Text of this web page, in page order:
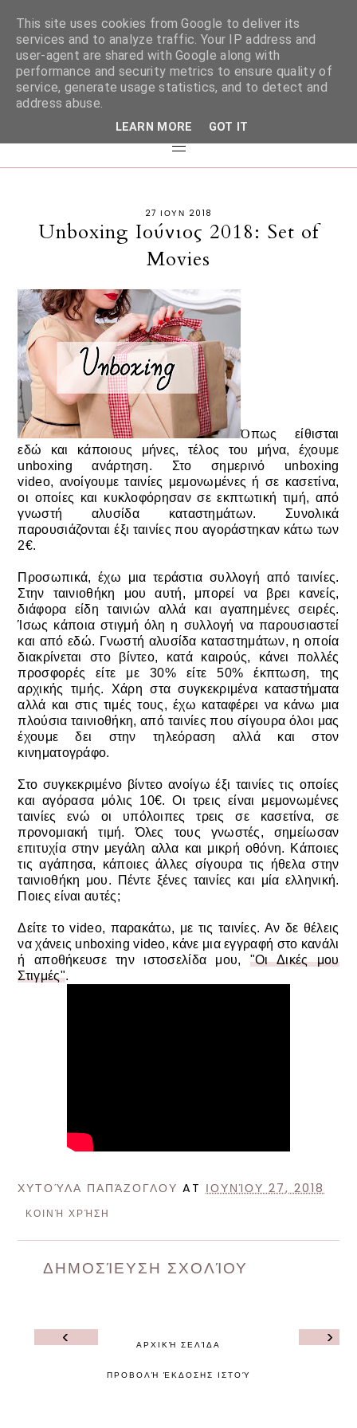
27 ΙΟΥΝ 2018
Unboxing Ιούνιος 2018: Set of
Movies
Όπως είθισται
εδώ και κάποιους μήνες, τέλος του μήνα, έχουμε
unboxing ανάρτηση. Στο σημερινό unboxing
video, ανοίγουμε ταινίες μεμονωμένες ή σε κασετίνα,
οι οποίες και κυκλοφόρησαν σε εκπτωτική τιμή, από
γνωστή αλυσίδα καταστημάτων. Συνολικά
παρουσιάζονται έξι ταινίες που αγοράστηκαν κάτω των
2€.
Προσωπικά, έχω μια τεράστια συλλογή από ταινίες.
Στην ταινιοθήκη μου αυτή, μπορεί να βρει κανείς,
διάφορα είδη ταινιών αλλά και αγαπημένες σειρές.
Ίσως κάποια στιγμή όλη η συλλογή να παρουσιαστεί
και από εδώ. Γνωστή αλυσίδα καταστημάτων, η οποία
διακρίνεται στο βίντεο, κατά καιρούς, κάνει πολλές
προσφορές είτε με 30% είτε 50% έκπτωση, της
αρχικής τιμής. Χάρη στα συγκεκριμένα καταστήματα
αλλά και στις τιμές τους, έχω καταφέρει να κάνω μια
πλούσια ταινιοθήκη, από ταινίες που σίγουρα όλοι μας
έχουμε δει στην τηλεόραση αλλά και στον
κινηματογράφο.
Στο συγκεκριμένο βίντεο ανοίγω έξι ταινίες τις οποίες
και αγόρασα μόλις 10€. Οι τρεις είναι μεμονωμένες
ταινίες ενώ οι υπόλοιπες τρεις σε κασετίνα, σε
προνομιακή τιμή. Όλες τους γνωστές, σημείωσαν
επιτυχία στην μεγάλη αλλα και μικρή οθόνη. Κάποιες
τις αγάπησα, κάποιες άλλες σίγουρα τις ήθελα στην
ταινιοθήκη μου. Πέντε ξένες ταινίες και μία ελληνική.
Ποιες είναι αυτές;
Δείτε το video, παρακάτω, με τις ταινίες. Αν δε θέλεις
να χάνεις unboxing video, κάνε μια εγγραφή στο κανάλι
ή αποθήκευσε την ιστοσελίδα μου, "Οι Δικές μου
Στιγμές".
ΧΥΤΟΎΛΑ ΠΑΠΆΖΟΓΛΟΥ ATΙΟΥΝΊΟΥ 27, 2018
ΚΟΙΝΉ ΧΡΉΣΗ
ΔΗΜΟΣΊΕΥΣΗ ΣΧΟΛΊΟΥ
‹ ›
ΑΡΧΙΚΉ ΣΕΛΊΔΑ
ΠΡΟΒΟΛΉ ΈΚΔΟΣΗΣ ΙΣΤΟΎ
This site uses cookies from Google to deliver its
services and to analyze traffic. Your IP address and
user-agent are shared with Google along with
performance and security metrics to ensure quality of
service, generate usage statistics, and to detect and
address abuse.
LEARN MORE GOT IT